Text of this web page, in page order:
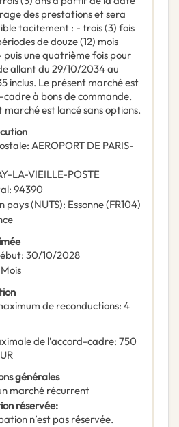
des prestations et sera
tacitement : - trois (3) fois
de douze (12) mois
puis une quatrième fois pour
allant du 29/10/2034 au
inclus. Le présent marché est
à bons de commande.
marché est lancé sans options.
: AEROPORT DE PARIS-
LA-VIEILLE-POSTE
: 94390
pays (NUTS): Essonne(FR104)
: 30/10/2028
Mois
de reconductions: 4
de l’accord-cadre: 750
générales
marché récurrent
réservée:
n’est pas réservée.